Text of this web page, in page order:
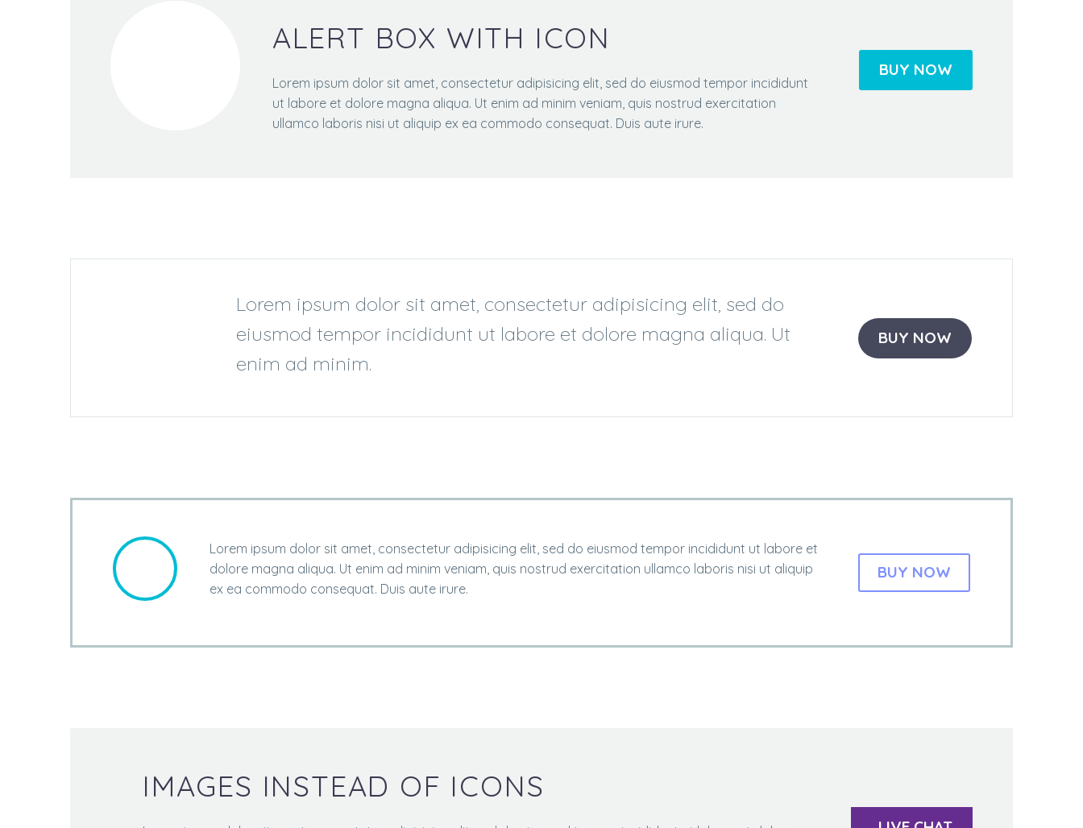
ALERT BOX WITH ICON
Lorem ipsum dolor sit amet, consectetur adipisicing elit, sed do eiusmod tempor incididunt
ut labore et dolore magna aliqua. Ut enim ad minim veniam, quis nostrud exercitation
ullamco laboris nisi ut aliquip ex ea commodo consequat. Duis aute irure.
BUY NOW
Lorem ipsum dolor sit amet, consectetur adipisicing elit, sed do
eiusmod tempor incididunt ut labore et dolore magna aliqua. Ut
enim ad minim.
BUY NOW
Lorem ipsum dolor sit amet, consectetur adipisicing elit, sed do eiusmod tempor incididunt ut labore et
dolore magna aliqua. Ut enim ad minim veniam, quis nostrud exercitation ullamco laboris nisi ut aliquip
ex ea commodo consequat. Duis aute irure.
BUY NOW
IMAGES INSTEAD OF ICONS